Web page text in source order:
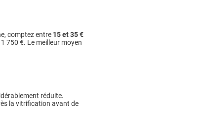
comptez entre 15 et 35 €
750 €. Le meilleur moyen
réduite.
la vitrification avant de